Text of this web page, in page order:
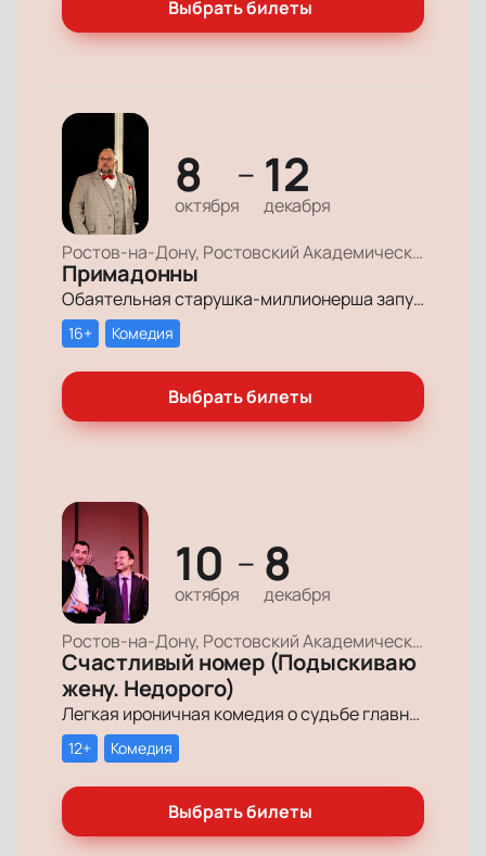
Выбрать билеты
8
октября
— 12
декабря
Ростов-на-Дону, Ростовский Академический Театр Драмы, Большая сцена
Примадонны
Обаятельная старушка-миллионерша запускает грандиозный поиск своих долгопотерянных племянниц, чтобы открыть им двери в мир богатства и оставить в наследство свои миллионы.
16+ Комедия
Выбрать билеты
10
октября
— 8
декабря
Ростов-на-Дону, Ростовский Академический Театр Драмы, Малая сцена
Счастливый номер (Подыскиваю
жену. Недорого)
Легкая ироничная комедия о судьбе главного героя-миллионера, который мечтает обрести успех и в личной жизни.
12+ Комедия
Выбрать билеты